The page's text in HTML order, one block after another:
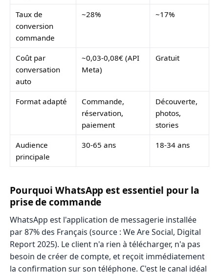
Taux de
conversion
commande
~28% ~17%
Coût par
conversation
auto
~0,03-0,08€ (API
Meta)
Gratuit
Format adapté
Commande,
réservation,
paiement
Découverte,
photos,
stories
Audience
principale
30-65 ans 18-34 ans
Pourquoi WhatsApp est essentiel pour la
prise de commande
WhatsApp est l'application de messagerie installée
par 87% des Français (source : We Are Social, Digital
Report 2025). Le client n'a rien à télécharger, n'a pas
besoin de créer de compte, et reçoit immédiatement
la confirmation sur son téléphone. C'est le canal idéal